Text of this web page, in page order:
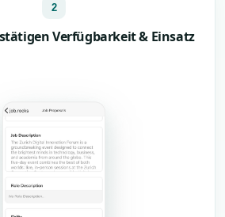
2
Verfügbarkeit & Einsatz